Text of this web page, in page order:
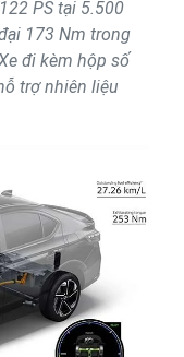
PS tại 5.500
173 Nm trong
đi kèm hộp số
trợ nhiên liệu